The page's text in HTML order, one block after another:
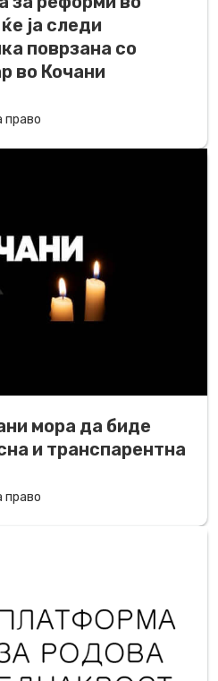
ја следи
поврзана со
во Кочани
право
мора да биде
и транспарентна
право